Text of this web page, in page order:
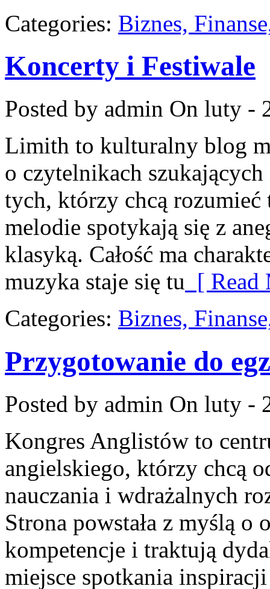
Categories: Biznes,
Koncerty i Festiwale
Posted by admin On luty -
Limith to kulturalny blog
o czytelnikach
tych, którzy chcą
melodie spotykają się z
klasyką. Całość ma
muzyka staje się tu [ Read
Categories: Biznes,
Przygotowanie do
Posted by admin On luty -
Kongres Anglistów to
angielskiego, którzy chcą
nauczania i wdrażalnych
Strona powstała z myślą o
kompetencje i traktują
miejsce spotkania